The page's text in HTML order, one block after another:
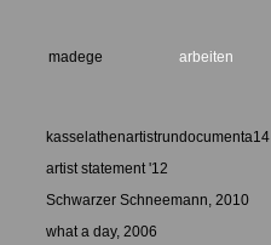
kasselathenartistrundocumenta14
artist statement '12
Schwarzer Schneemann, 2010
what a day, 2006
madege arbeiten